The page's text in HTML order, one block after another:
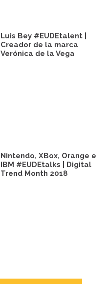
Luis Bey #EUDEtalent |
Creador de la marca
Verónica de la Vega
Nintendo, XBox, Orange e
IBM #EUDEtalks | Digital
Trend Month 2018